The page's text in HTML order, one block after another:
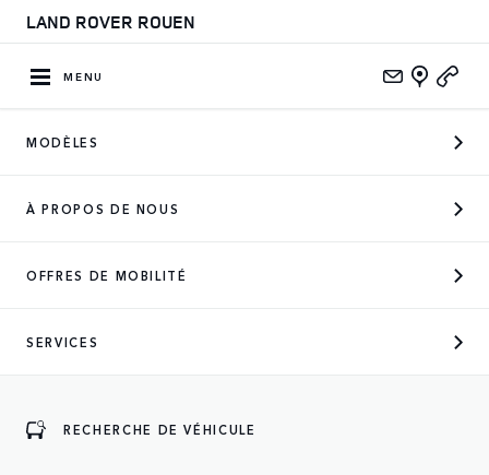
LAND ROVER ROUEN
MENU
MODÈLES
À PROPOS DE NOUS
OFFRES DE MOBILITÉ
SERVICES
RECHERCHE DE VÉHICULE
DES MARQUES SUIVANTES